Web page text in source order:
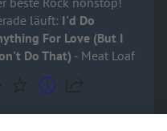
läuft: I'd Do
For Love (But I
Do That) - Meat Loaf